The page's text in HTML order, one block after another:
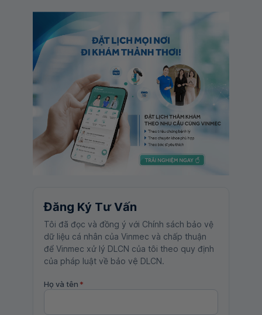
Đăng Ký Tư Vấn
Tôi đã đọc và đồng ý với Chính sách bảo vệ
dữ liệu cá nhân của Vinmec và chấp thuận
để Vinmec xử lý DLCN của tôi theo quy định
của pháp luật về bảo vệ DLCN.
Họ và tên *